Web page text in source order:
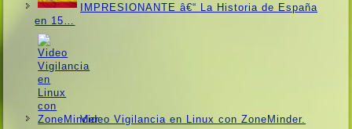
IMPRESIONANTE â€“ La Historia de España
en 15…
Video Vigilancia en Linux con ZoneMinder.